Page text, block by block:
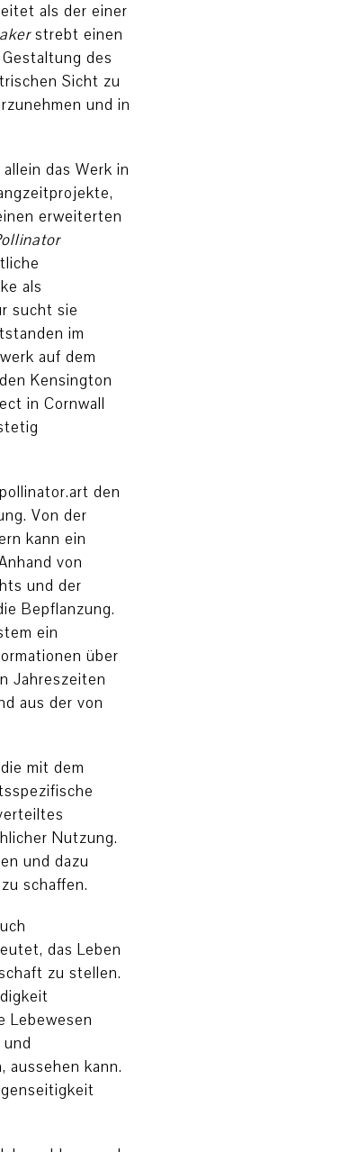
als der einer
strebt einen
des
Sicht zu
und in
das Werk in
erweiterten
als
sucht sie
im
auf dem
Kensington
in Cornwall
den
Von der
kann ein
von
und der
Bepflanzung.
ein
über
Jahreszeiten
aus der von
mit dem
Nutzung.
und dazu
schaffen.
das Leben
zu stellen.
Lebewesen
aussehen kann.